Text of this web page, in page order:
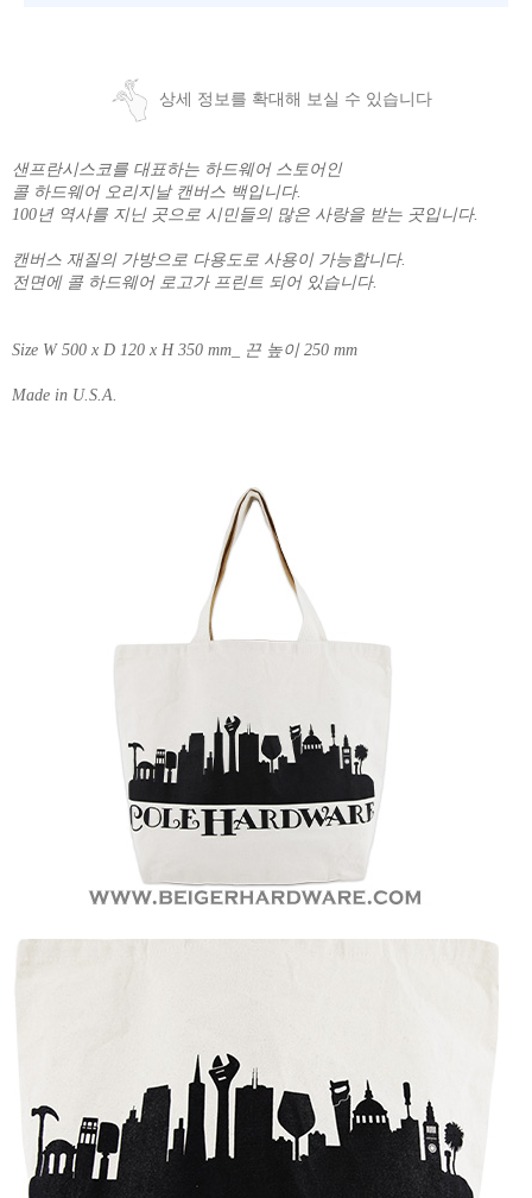
상세 정보를 확대해 보실 수 있습니다
샌프란시스코를 대표하는 하드웨어 스토어인
콜 하드웨어 오리지날 캔버스 백입니다.
100년 역사를 지닌 곳으로 시민들의 많은 사랑을 받는 곳입니다.
캔버스 재질의 가방으로 다용도로 사용이 가능합니다.
전면에 콜 하드웨어 로고가 프린트 되어 있습니다.
Size W 500 x D 120 x H 350 mm_ 끈 높이 250 mm
Made in U.S.A.